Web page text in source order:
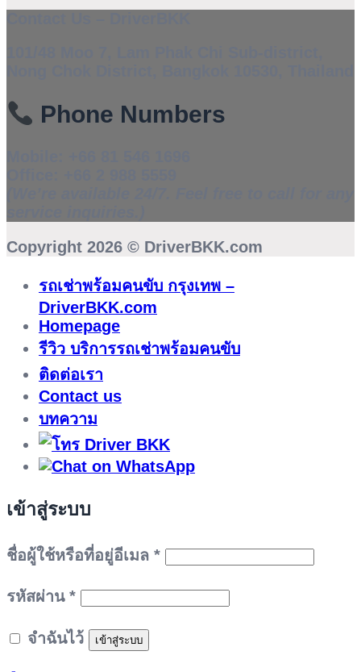
Phone Numbers
Copyright 2026 © DriverBKK.com
รถเช่าพร้อมคนขับ กรุงเทพ –
DriverBKK.com
Homepage
รีวิว บริการรถเช่าพร้อมคนขับ
ติดต่อเรา
Contact us
บทความ
เข้าสู่ระบบ
ชื่อผู้ใช้หรือที่อยู่อีเมล *ต้องการ
รหัสผ่าน *ต้องการ
จำฉันไว้ เข้าสู่ระบบ